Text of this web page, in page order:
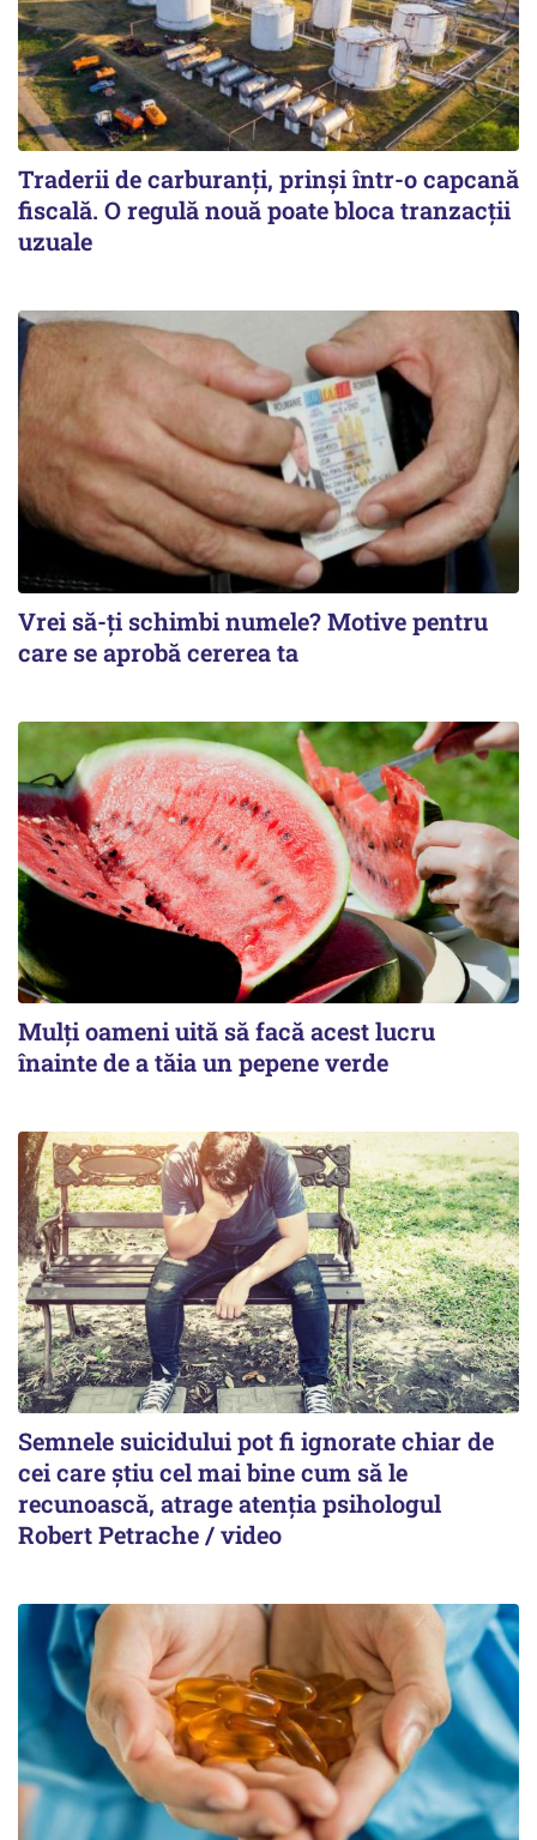
Traderii de carburanți, prinși într-o capcană
fiscală. O regulă nouă poate bloca tranzacții
uzuale
Vrei să-ți schimbi numele? Motive pentru
care se aprobă cererea ta
Mulți oameni uită să facă acest lucru
înainte de a tăia un pepene verde
Semnele suicidului pot fi ignorate chiar de
cei care știu cel mai bine cum să le
recunoască, atrage atenția psihologul
Robert Petrache / video